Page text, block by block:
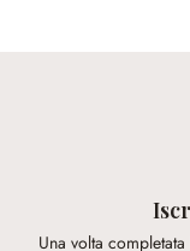
Una volta